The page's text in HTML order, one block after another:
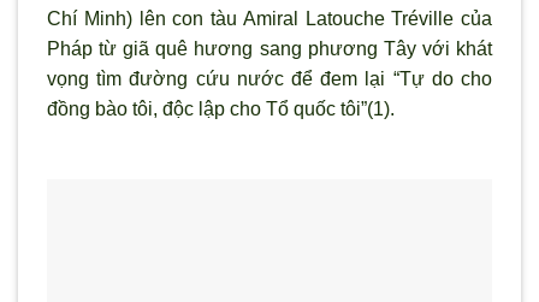
Chí Minh) lên con tàu Amiral Latouche Tréville của
Pháp từ giã quê hương sang phương Tây với khát
vọng tìm đường cứu nước để đem lại “Tự do cho
đồng bào tôi, độc lập cho Tổ quốc tôi”(1).